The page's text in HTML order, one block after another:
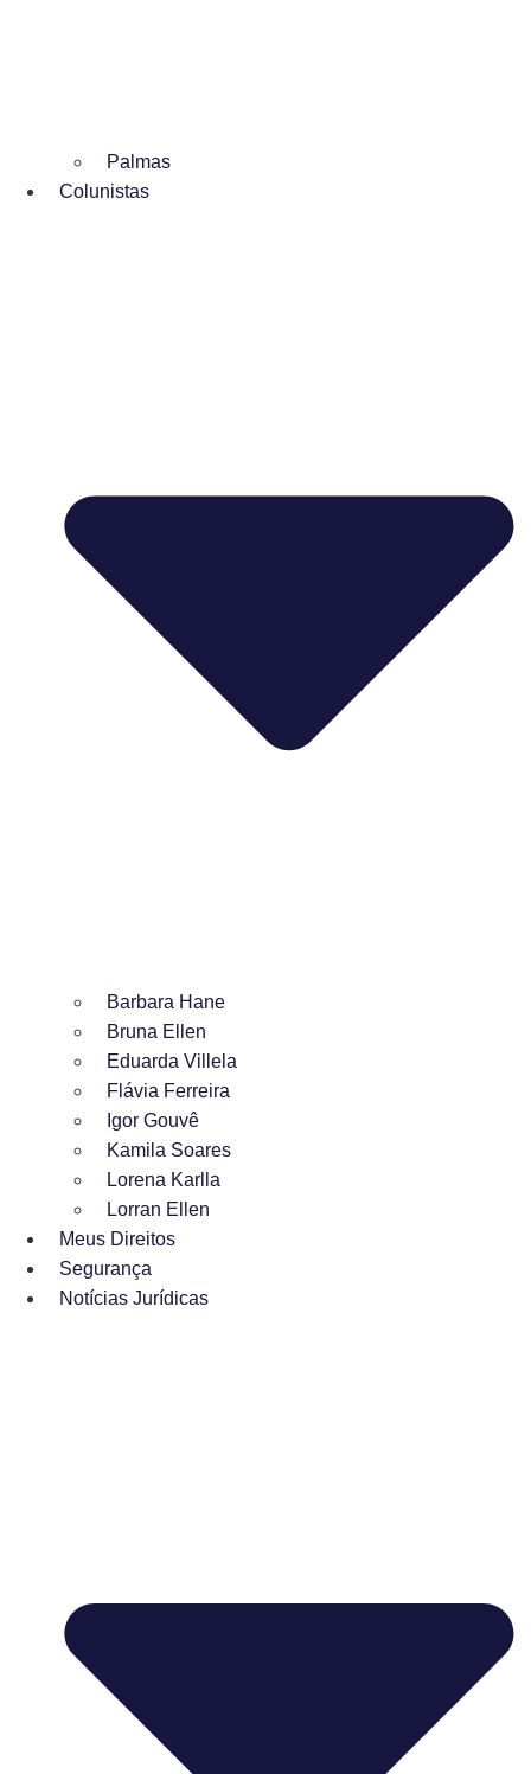
Palmas
Colunistas
Barbara Hane
Bruna Ellen
Eduarda Villela
Flávia Ferreira
Igor Gouvê
Kamila Soares
Lorena Karlla
Lorran Ellen
Meus Direitos
Segurança
Notícias Jurídicas